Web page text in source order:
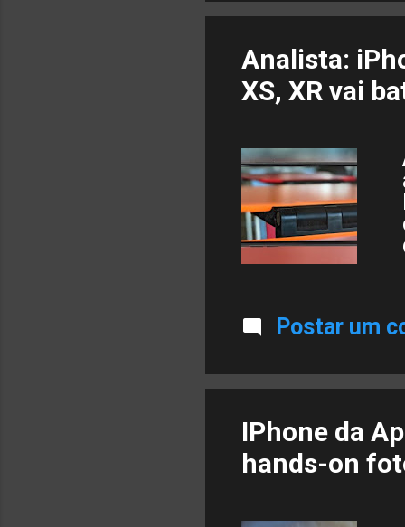
Analista:
XS, XR vai
Postar um
IPhone da
hands-on